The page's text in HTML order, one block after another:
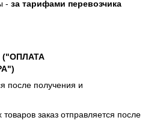
- за тарифами перевозчика
после получения и
заказ отправляется после